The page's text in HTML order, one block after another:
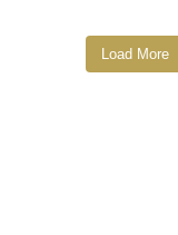
Load More